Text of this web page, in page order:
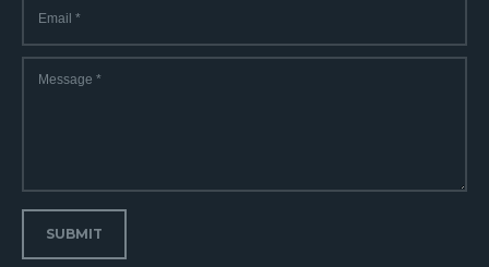
Email*
Message*
SUBMIT